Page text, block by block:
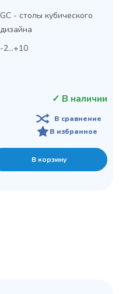
GC - столы кубического
дизайна
-2...+10
✓ В наличии
В сравнение
В избранное
В корзину